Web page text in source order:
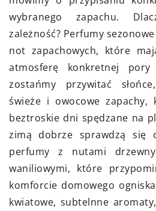
wybranego zapachu.
zależność? Perfumy
not zapachowych, które
atmosferę konkretnej
zostańmy przywitać
świeże i owocowe zapachy,
beztroskie dni spędzane na
zimą dobrze sprawdzą się
perfumy z nutami
waniliowymi, które
komforcie domowego
kwiatowe, subtelnne